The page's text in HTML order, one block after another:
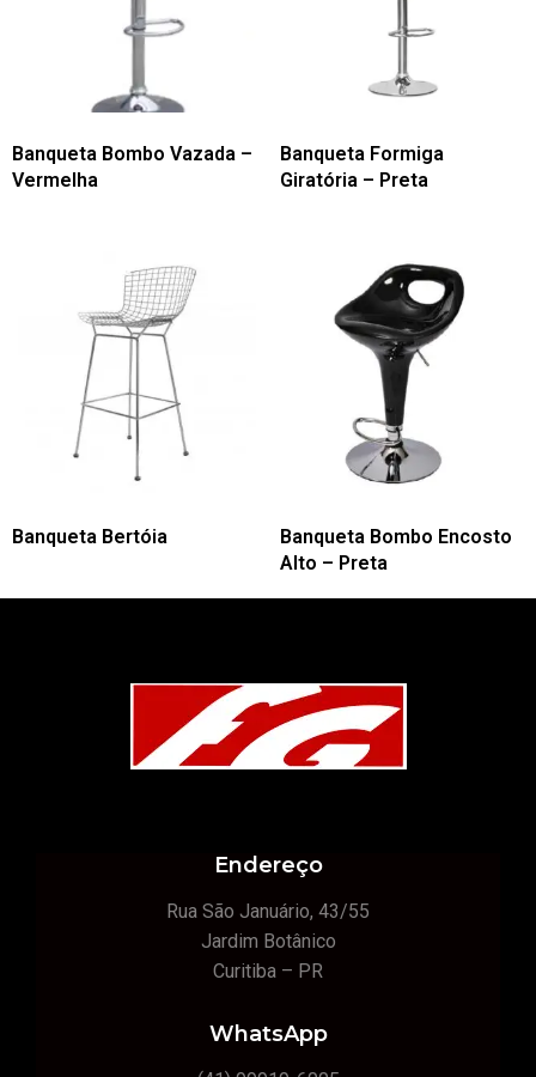
Banqueta Bombo Vazada –
Vermelha
Banqueta Formiga
Giratória – Preta
Banqueta Bertóia
Banqueta Bombo Encosto
Alto – Preta
Endereço
Rua São Januário, 43/55
Jardim Botânico
Curitiba – PR
WhatsApp